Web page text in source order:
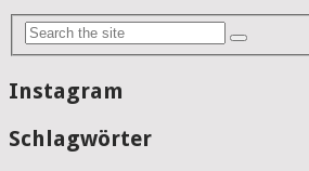
Instagram
Schlagwörter